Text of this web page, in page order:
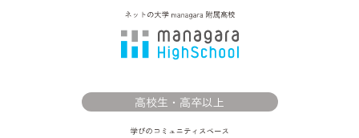
高校生・高卒以上